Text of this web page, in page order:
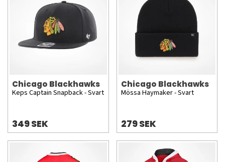
Chicago Blackhawks
Keps Captain Snapback - Svart
349 SEK
Chicago Blackhawks
Mössa Haymaker - Svart
279 SEK